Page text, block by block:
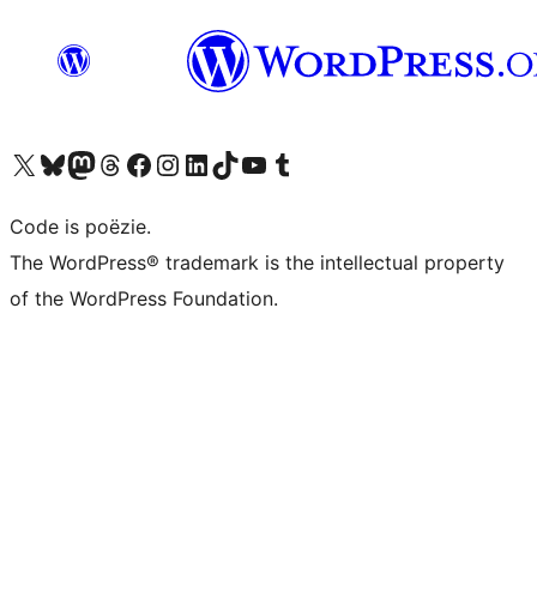
Bezoek ons X (voorheen Twitter) account
Bezoek ons Bluesky account
Bezoek ons Mastodon account
Bezoek ons Threads account
Onze Facebook pagina bezoeken
Bezoek ons Instagram account
Bezoek ons LinkedIn account
Bezoek ons TikTok account
Bezoek ons YouTube kanaalBezoek ons Tumblr account
Code is poëzie.
The WordPress® trademark is the intellectual property
of the WordPress Foundation.